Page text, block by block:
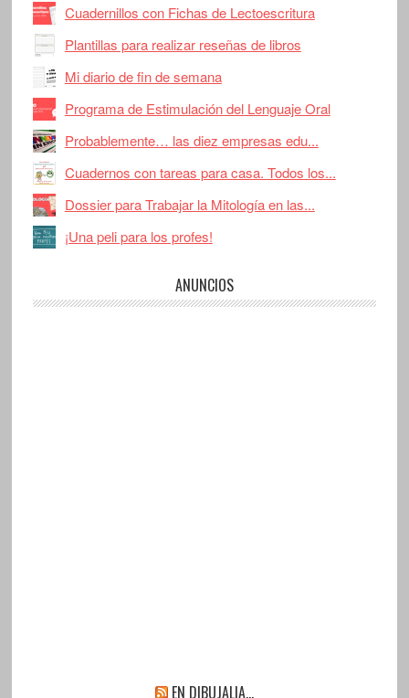
Cuadernillos con Fichas de Lectoescritura
Plantillas para realizar reseñas de libros
Mi diario de fin de semana
Programa de Estimulación del Lenguaje Oral
Probablemente… las diez empresas edu...
Cuadernos con tareas para casa. Todos los...
Dossier para Trabajar la Mitología en las...
¡Una peli para los profes!
ANUNCIOS
EN DIBUJALIA…